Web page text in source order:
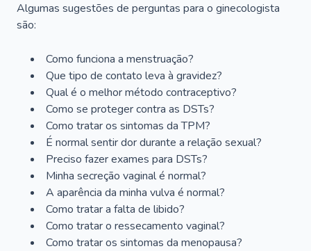
Algumas sugestões de perguntas para o ginecologista
são:
Como funciona a menstruação?
Que tipo de contato leva à gravidez?
Qual é o melhor método contraceptivo?
Como se proteger contra as DSTs?
Como tratar os sintomas da TPM?
É normal sentir dor durante a relação sexual?
Preciso fazer exames para DSTs?
Minha secreção vaginal é normal?
A aparência da minha vulva é normal?
Como tratar a falta de libido?
Como tratar o ressecamento vaginal?
Como tratar os sintomas da menopausa?